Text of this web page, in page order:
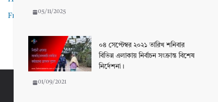
Front Page
Copyright © 2026
05/11/2025
০৪ সেপ্টেম্বর ২০২১ তারিখ শনিবার
বিভিন্ন এলাকায় নির্বাচন সংক্রান্ত বিশেষ
নির্দেশনা।
01/09/2021